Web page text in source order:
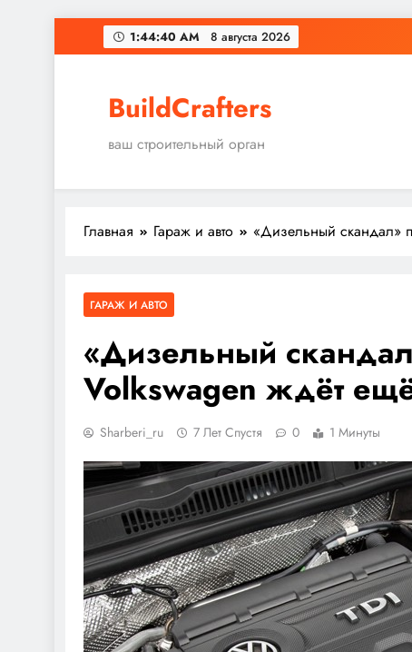
Перейти
к
1:44:41 AM 8 августа 2026
BuildCrafters
ваш строительный орган
Главная Гараж и авто «Дизельный скандал»
ГАРАЖ И АВТО
«Дизельный
Volkswagen ждёт
Sharberi_ru 7 Лет Спустя 0 1 Минуты